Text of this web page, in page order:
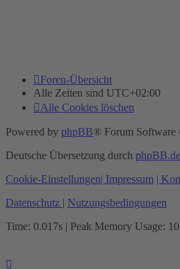
Foren-Übersicht
Alle Zeiten sind UTC+02:00
Alle Cookies löschen
Powered by phpBB® Forum
Deutsche Übersetzung durch phpBB.de
Cookie-Einstellungen| Impressum |
Datenschutz | Nutzungsbedingungen
Time: 0.017s | Peak Memory Usage: